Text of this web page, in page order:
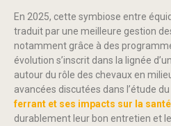
En 2025, cette symbiose entre
traduit par une meilleure gestion
notamment grâce à des
évolution s’inscrit dans la lignée
autour du rôle des chevaux en
avancées discutées dans l’étude du
ferrant et ses impacts sur la
durablement leur bon entretien et